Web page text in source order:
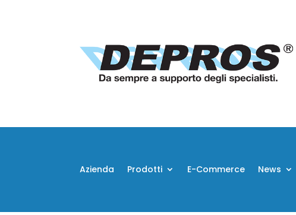
Azienda Prodotti E-Commerce News